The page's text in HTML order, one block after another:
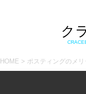
ク
HOME > ポスティングのメリ